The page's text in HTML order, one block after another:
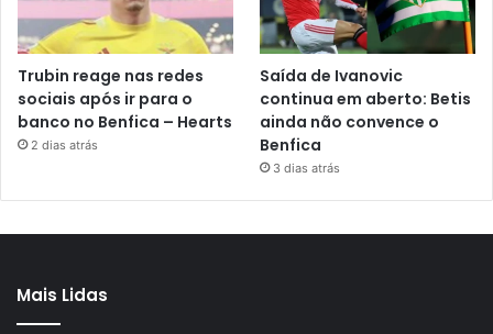
Trubin reage nas redes
sociais após ir para o
banco no Benfica – Hearts
2 dias atrás
Saída de Ivanovic
continua em aberto: Betis
ainda não convence o
Benfica
3 dias atrás
Mais Lidas